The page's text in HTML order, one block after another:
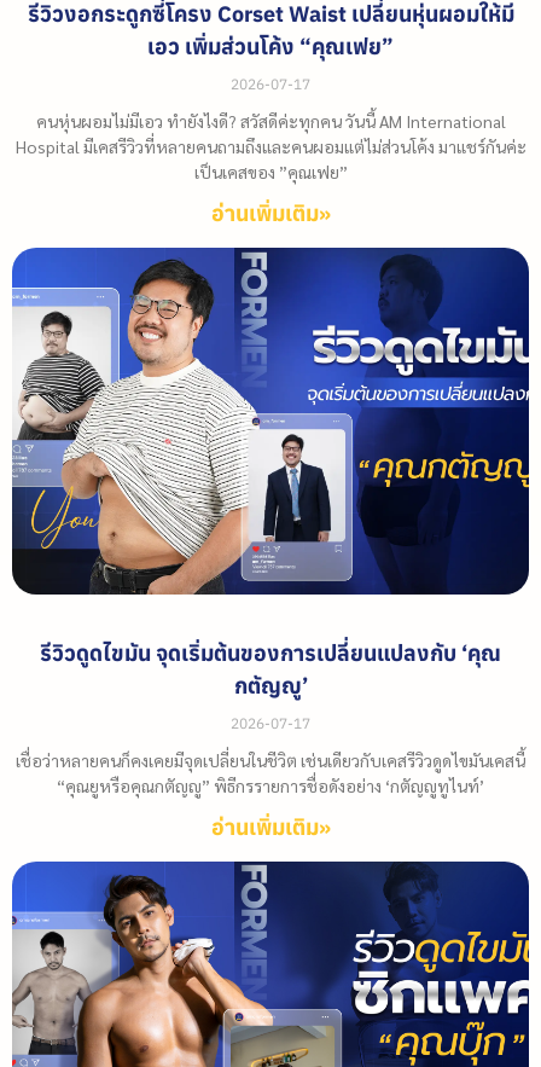
รีวิวงอกระดูกซี่โครง Corset Waist เปลี่ยนหุ่นผอมให้มี
เอว เพิ่มส่วนโค้ง “คุณเฟย”
2026-07-17
คนหุ่นผอมไม่มีเอว ทำยังไงดี? สวัสดีค่ะทุกคน วันนี้ AM International
Hospital มีเคสรีวิวที่หลายคนถามถึงและคนผอมแต่ไม่ส่วนโค้ง มาแชร์กันค่ะ
เป็นเคสของ ”คุณเฟย”
อ่านเพิ่มเติม»
รีวิวดูดไขมัน จุดเริ่มต้นของการเปลี่ยนแปลงกับ ‘คุณ
กตัญญู’
2026-07-17
เชื่อว่าหลายคนก็คงเคยมีจุดเปลี่ยนในชีวิต เช่นเดียวกับเคสรีวิวดูดไขมันเคสนี้
“คุณยูหรือคุณกตัญญู” พิธีกรรายการชื่อดังอย่าง ‘กตัญญูทูไนท์’
อ่านเพิ่มเติม»